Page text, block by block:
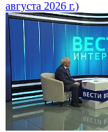
августа 2026 г.)